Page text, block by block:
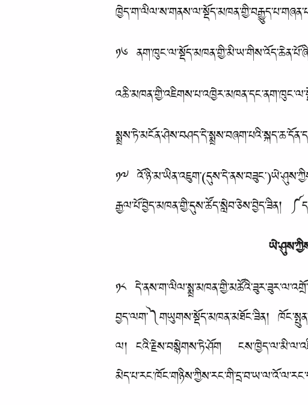
༡༦
༡༧
རྒྱལ་པོ་བྱེད་མཁན་གྱི་དུས་ཚོད་སླེབ་ཅེས་བྱེད་ཟིན།
༡༨
བྱད་ལག་༽གཡུགས་སྡོད་མཁན་མཐོང་ཟིན།
ལ། ངའི་རྗེས་བསྙེགས་ཏེ་ཤོག